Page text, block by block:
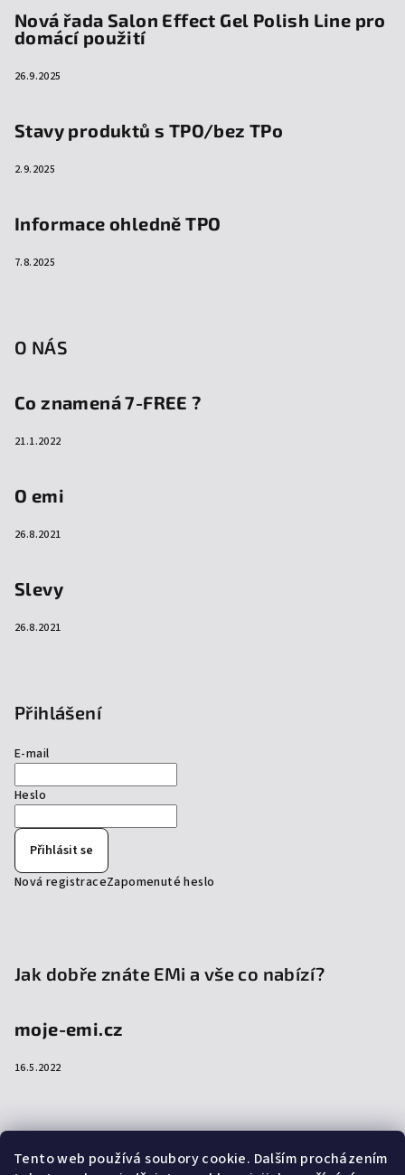
Tento web používá soubory cookie. Dalším procházením
Nová řada Salon Effect Gel Polish Line pro
domácí použití
26.9.2025
Stavy produktů s TPO/bez TPo
2.9.2025
Informace ohledně TPO
7.8.2025
O NÁS
Co znamená 7-FREE ?
21.1.2022
O emi
26.8.2021
Slevy
26.8.2021
Přihlášení
E-mail
Heslo
Přihlásit se
Nová registraceZapomenuté heslo
Jak dobře znáte EMi a vše co nabízí?
moje-emi.cz
16.5.2022
Přijímáme online platby